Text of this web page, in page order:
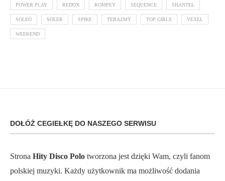
POWER PLAY REDOX ROMPEY SEQUENCE SHANTEL
SOLEO SOLER SPIKE TERAZMY TOP GIRLS VEXEL
WEEKEND
DOŁÓŻ CEGIEŁKĘ DO NASZEGO SERWISU
Strona Hity Disco Polo tworzona jest dzięki Wam, czyli fanom
polskiej muzyki. Każdy użytkownik ma możliwość dodania